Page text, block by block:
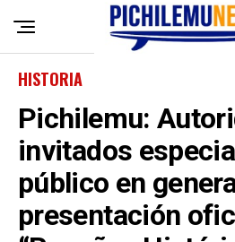
HISTORIA
Pichilemu:
invitados
público en
presentación